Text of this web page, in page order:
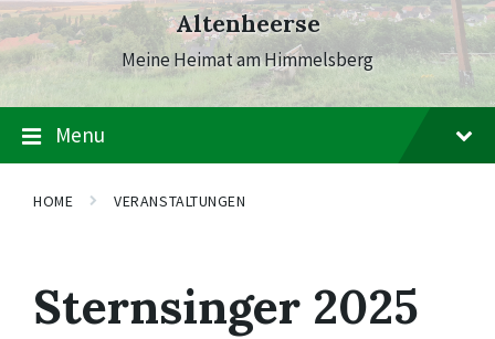
Altenheerse
Meine Heimat am Himmelsberg
Menu
HOME VERANSTALTUNGEN
Sternsinger 2025